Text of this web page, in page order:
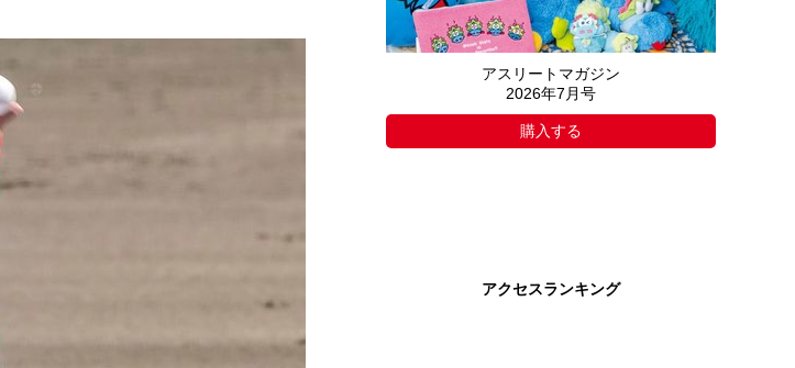
アスリートマガジン
2026年7月号
購入する
アクセスランキング